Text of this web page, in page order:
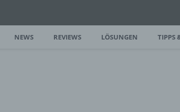
NEWS REVIEWS LÖSUNGEN TIPPS